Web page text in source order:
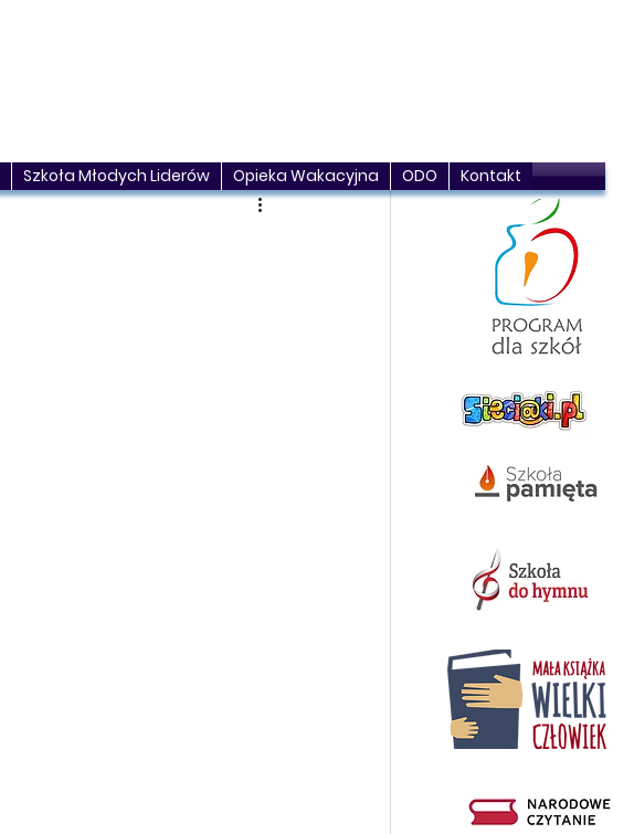
Szkoła Młodych Liderów Opieka Wakacyjna ODO Kontakt